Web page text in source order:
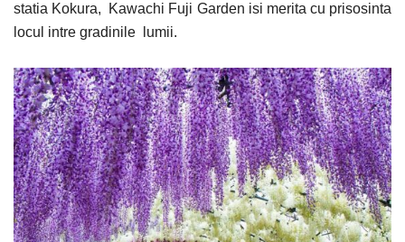
statia Kokura, Kawachi Fuji Garden isi merita cu prisosinta
locul intre gradinile lumii.